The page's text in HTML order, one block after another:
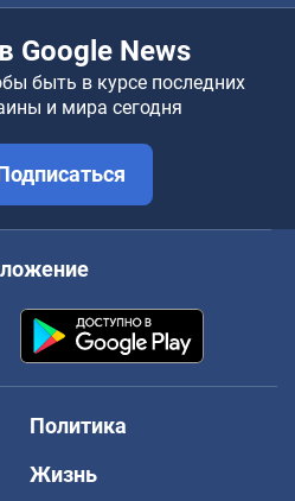
Google News
быть в курсе последних
и мира сегодня
Политика
Жизнь